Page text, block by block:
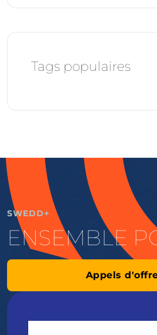
Tags populaires
SWEDD+
ENSEMBLE
Appels